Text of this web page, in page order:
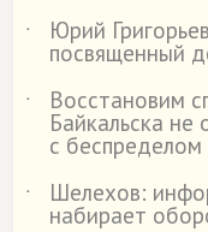
˙
Юрий
посвященный
˙
Восстановим
Байкальска
с беспределом
˙
Шелехов:
набирает